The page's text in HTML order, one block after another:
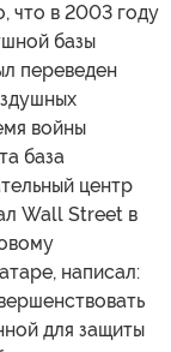
что в 2003 году
базы
переведен
войны
база
центр
Wall Street в
написал:
для защиты